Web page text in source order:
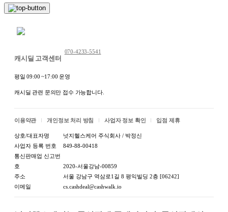
캐시딜 고객센터
070-4233-5541
평일 09:00 ~17:00 운영
캐시딜 관련 문의만 접수 가능합니다.
이용약관 개인정보 처리 방침 사업자 정보 확인 입점 제휴
상호/대표자명
넛지헬스케어 주식회사 / 박정신
사업자 등록 번호
849-88-00418
통신판매업 신고번
호
2020-서울강남-00859
주소
서울 강남구 역삼로1길 8 평익빌딩 2층 [06242]
이메일
cs.cashdeal@cashwalk.io